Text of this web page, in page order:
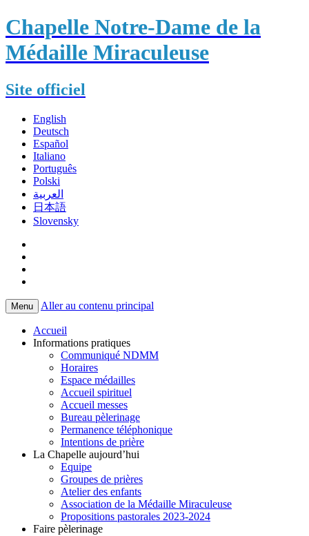
Chapelle Notre-Dame de la
Médaille Miraculeuse
Site officiel
English
Deutsch
Español
Italiano
Português
Polski
العربية
日本語
Slovensky
Menu Aller au contenu principal
Accueil
Informations pratiques
Communiqué NDMM
Horaires
Espace médailles
Accueil spirituel
Accueil messes
Bureau pèlerinage
Permanence téléphonique
Intentions de prière
La Chapelle aujourd’hui
Equipe
Groupes de prières
Atelier des enfants
Association de la Médaille Miraculeuse
Propositions pastorales 2023-2024
Faire pèlerinage